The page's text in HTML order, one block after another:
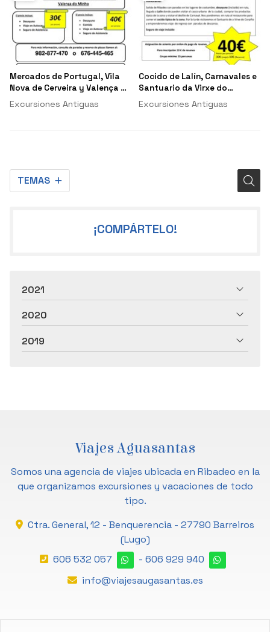
TEMAS
Mercados de Portugal, Vila
Nova de Cerveira y Valença do
Minho
Excursiones Antiguas
Cocido de Lalín, Carnavales e
Santuario da Virxe do
Corpiño
Excursiones Antiguas
¡COMPÁRTELO!
2021
2020
2019
Viajes Aguasantas
Somos una agencia de viajes ubicada en Ribadeo en la
que organizamos excursiones y vacaciones de todo
tipo.
Ctra. General, 12 - Benquerencia - 27790 Barreiros
(Lugo)
606 532 057
- 606 929 940
info@viajesaugasantas.es